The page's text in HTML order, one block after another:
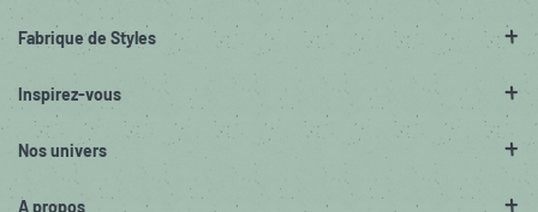
Fabrique de Styles
Inspirez-vous
Nos univers
A propos